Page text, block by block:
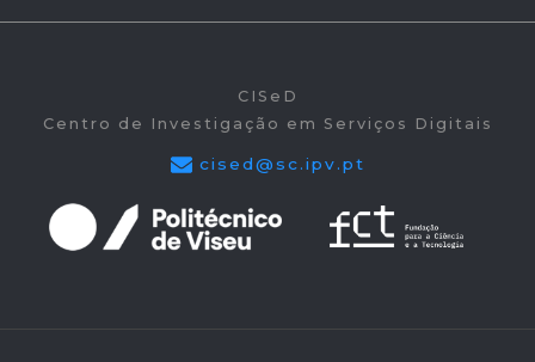
CISeD
Centro de Investigação em Serviços Digitais
cised@sc.ipv.pt